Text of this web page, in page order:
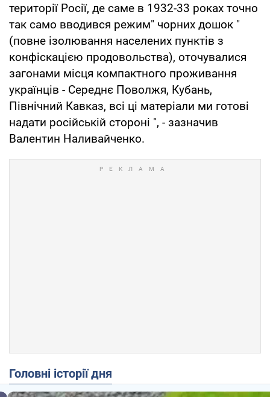
території Росії, де саме в 1932-33 роках точно
так само вводився режим" чорних дошок "
(повне ізолювання населених пунктів з
конфіскацією продовольства), оточувалися
загонами місця компактного проживання
українців - Середнє Поволжя, Кубань,
Північний Кавказ, всі ці матеріали ми готові
надати російській стороні ", - зазначив
Валентин Наливайченко.
Головні історії дня